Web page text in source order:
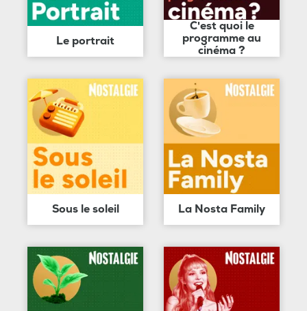
Le portrait
C'est quoi le
programme au
cinéma ?
Sous le soleil La Nosta Family